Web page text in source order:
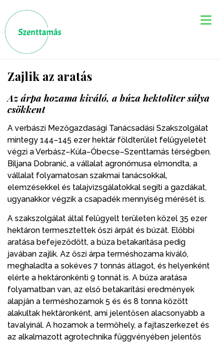
Zajlik az aratás
Az árpa hozama kiváló, a búza hektoliter súlya
csökkent
A verbászi Mezőgazdasági Tanácsadási Szakszolgálat
mintegy 144–145 ezer hektár földterület felügyeletét
végzi a Verbász–Kúla–Óbecse–Szenttamás térségben.
Biljana Dobranić, a vállalat agronómusa elmondta, a
vállalat folyamatosan szakmai tanácsokkal,
elemzésekkel és talajvizsgálatokkal segíti a gazdákat,
ugyanakkor végzik a csapadék mennyiség mérését is.
A szakszolgálat által felügyelt területen közel 35 ezer
hektáron termesztettek őszi árpát és búzát. Előbbi
aratása befejeződött, a búza betakarítása pedig
javában zajlik. Az őszi árpa terméshozama kiváló,
meghaladta a sokéves 7 tonnás átlagot, és helyenként
elérte a hektáronkénti 9 tonnát is. A búza aratása
folyamatban van, az első betakarítási eredmények
alapján a terméshozamok 5 és és 8 tonna között
alakultak hektáronként, ami jelentősen alacsonyabb a
tavalyinál. A hozamok a termőhely, a fajtaszerkezet és
az alkalmazott agrotechnika függvényében jelentős